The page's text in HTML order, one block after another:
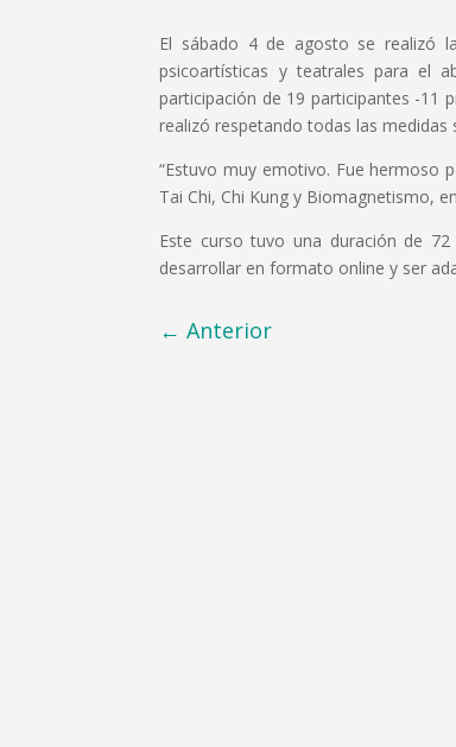
El sábado 4 de agosto se realizó
psicoartísticas y teatrales para el
participación de 19 participantes -11
realizó respetando todas las medidas
“Estuvo muy emotivo. Fue hermoso
Tai Chi, Chi Kung y Biomagnetismo,
Este curso tuvo una duración de
desarrollar en formato online y ser
←Anterior